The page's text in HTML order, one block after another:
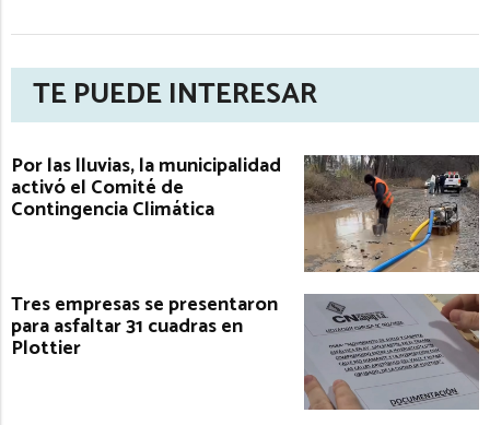
TE PUEDE INTERESAR
Por las lluvias, la municipalidad
activó el Comité de
Contingencia Climática
Tres empresas se presentaron
para asfaltar 31 cuadras en
Plottier